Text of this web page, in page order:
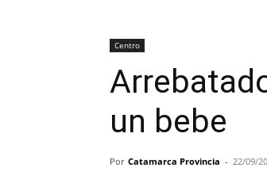
Centro
un bebe
Por Catamarca Provincia - 22/09/